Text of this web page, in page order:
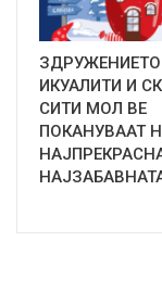
ЗДРУЖЕНИЕТО
ИКУАЛИТИ И
СИТИ МОЛ ВЕ
ПОКАНУВААТ